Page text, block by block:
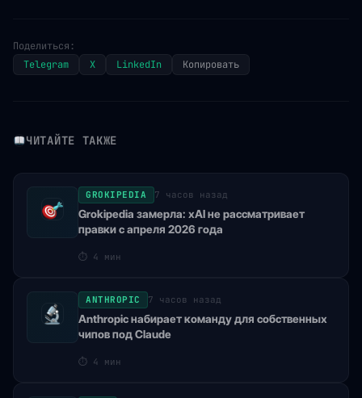
Поделиться:
Telegram
X LinkedIn Копировать
ЧИТАЙТЕ ТАКЖЕ
GROKIPEDIA 7 часов назад
Grokipedia замерла: xAI не рассматривает
правки с апреля 2026 года
⏱ 4 мин
ANTHROPIC 7 часов назад
Anthropic набирает команду для собственных
чипов под Claude
⏱ 4 мин